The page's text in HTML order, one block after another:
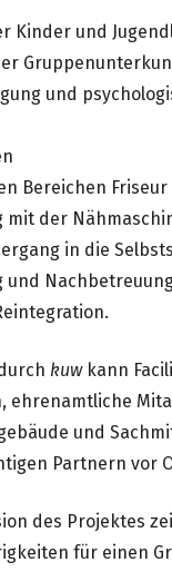
Kinder und
und
Bereichen
mit der
in die
und
kuwkann
ehrenamtliche
und
Partnern vor
des Projektes
für einen